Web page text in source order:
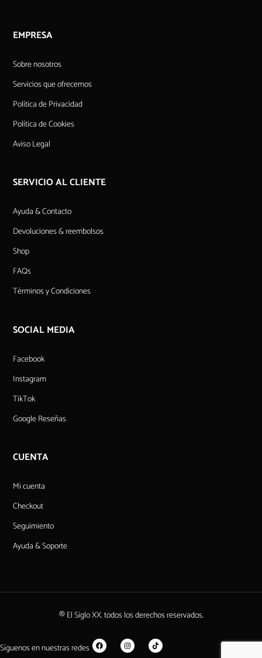
EMPRESA
Sobre nosotros
Servicios que ofrecemos
Política de Privacidad
Política de Cookies
Aviso Legal
SERVICIO AL CLIENTE
Ayuda & Contacto
Devoluciones & reembolsos
Shop
FAQs
Términos y Condiciones
SOCIAL MEDIA
Facebook
Instagram
TikTok
Google Reseñas
CUENTA
Mi cuenta
Checkout
Seguimiento
Ayuda & Soporte
® El Siglo XX. todos los derechos reservados.
Síguenos en nuestras redes